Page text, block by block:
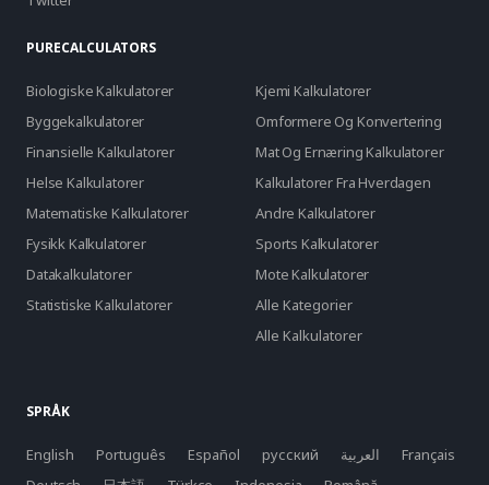
PURECALCULATORS
Biologiske Kalkulatorer
Kjemi Kalkulatorer
Byggekalkulatorer
Omformere Og Konvertering
Finansielle Kalkulatorer
Mat Og Ernæring Kalkulatorer
Helse Kalkulatorer
Kalkulatorer Fra Hverdagen
Matematiske Kalkulatorer
Andre Kalkulatorer
Fysikk Kalkulatorer
Sports Kalkulatorer
Datakalkulatorer
Mote Kalkulatorer
Statistiske Kalkulatorer
Alle Kategorier
Alle Kalkulatorer
SPRÅK
English Português Español русский العربية
Français